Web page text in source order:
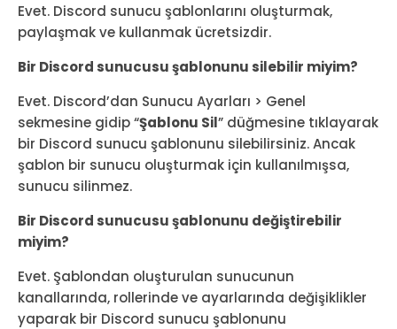
Evet. Discord sunucu şablonlarını oluşturmak,
paylaşmak ve kullanmak ücretsizdir.
Bir Discord sunucusu şablonunu silebilir miyim?
Evet. Discord’dan Sunucu Ayarları > Genel
sekmesine gidip “Şablonu Sil” düğmesine tıklayarak
bir Discord sunucu şablonunu silebilirsiniz. Ancak
şablon bir sunucu oluşturmak için kullanılmışsa,
sunucu silinmez.
Bir Discord sunucusu şablonunu değiştirebilir
miyim?
Evet. Şablondan oluşturulan sunucunun
kanallarında, rollerinde ve ayarlarında değişiklikler
yaparak bir Discord sunucu şablonunu